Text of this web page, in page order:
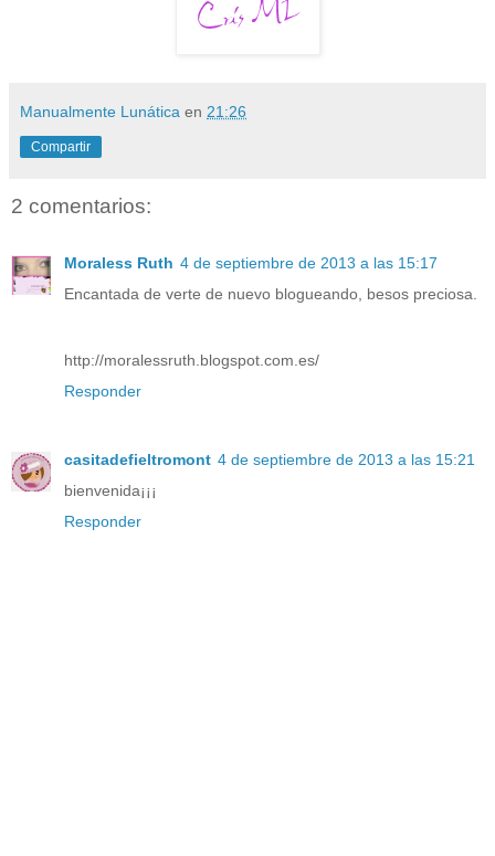
Manualmente Lunática en 21:26
Compartir
2 comentarios:
Moraless Ruth 4 de septiembre de 2013 a las 15:17
Encantada de verte de nuevo blogueando, besos preciosa.
http://moralessruth.blogspot.com.es/
Responder
casitadefieltromont 4 de septiembre de 2013 a las 15:21
bienvenida¡¡¡
Responder